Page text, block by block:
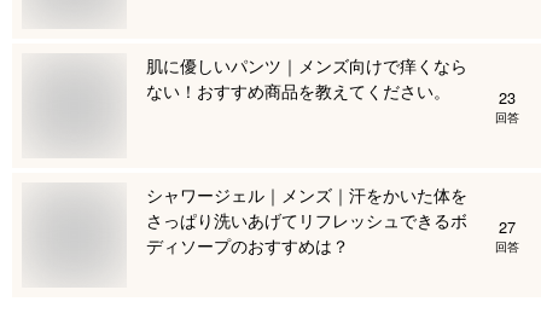
肌に優しいパンツ｜メンズ向けで痒くなら
ない！おすすめ商品を教えてください。
23
回答
シャワージェル｜メンズ｜汗をかいた体を
さっぱり洗いあげてリフレッシュできるボ
ディソープのおすすめは？
27
回答